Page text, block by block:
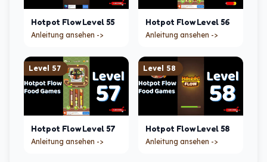
Hotpot Flow Level55
Anleitung ansehen ->
Hotpot Flow Level56
Anleitung ansehen ->
Level 57
Hotpot Flow Level57
Anleitung ansehen ->
Level 58
Hotpot Flow Level58
Anleitung ansehen ->